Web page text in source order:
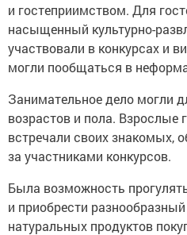
и гостеприимством. Для
насыщенный культурно-
участвовали в конкурсах и
могли пообщаться в
Занимательное дело могли
возрастов и пола. Взрослые
встречали своих знакомых,
за участниками конкурсов.
Была возможность
и приобрести
натуральных продуктов